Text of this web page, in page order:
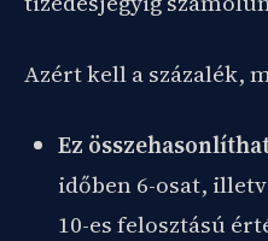
Azért kell a százalék,
Ez
időben 6-osat,
10-es felosztású